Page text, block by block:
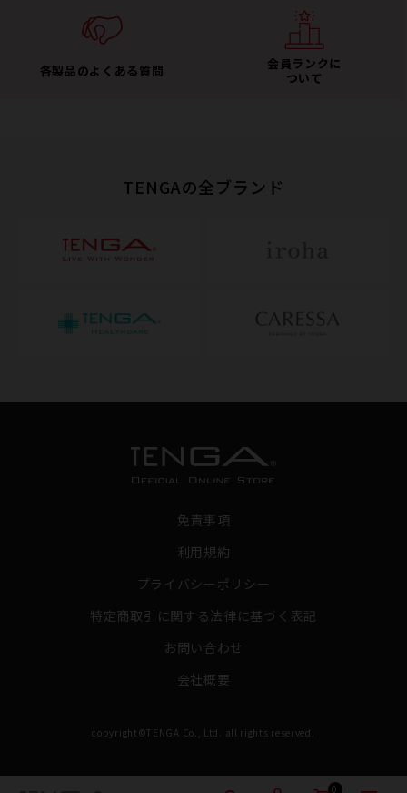
0
各製品のよくある質問
会員ランクに
ついて
TENGAの全ブランド
免責事項
利用規約
プライバシーポリシー
特定商取引に関する法律に基づく表記
お問い合わせ
会社概要
copyright©TENGA Co., Ltd. all rights reserved.